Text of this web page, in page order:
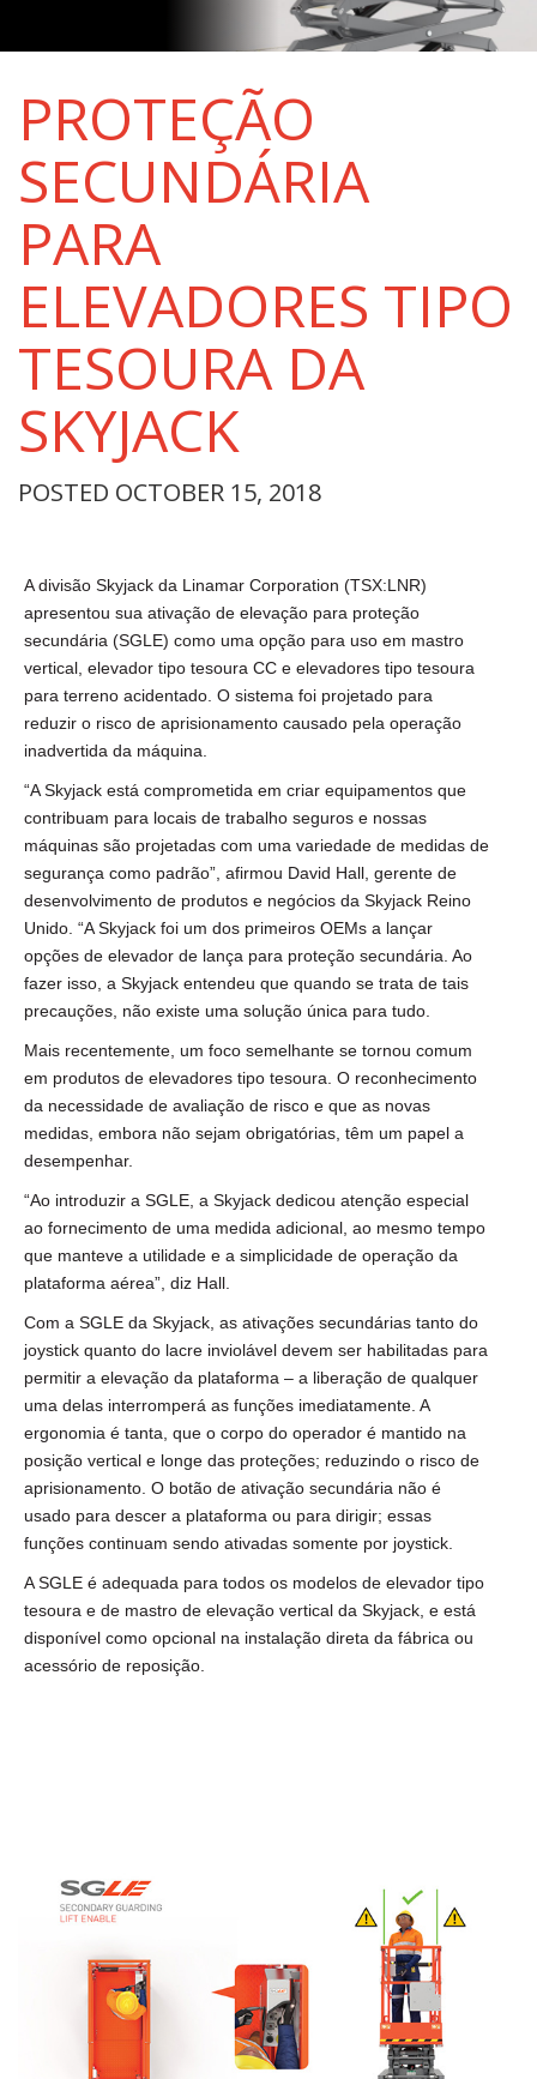
PROTEÇÃO
SECUNDÁRIA
PARA
ELEVADORES TIPO
TESOURA DA
SKYJACK
POSTED OCTOBER 15, 2018
A divisão Skyjack da Linamar Corporation (TSX:LNR)
apresentou sua ativação de elevação para proteção
secundária (SGLE) como uma opção para uso em mastro
vertical, elevador tipo tesoura CC e elevadores tipo tesoura
para terreno acidentado. O sistema foi projetado para
reduzir o risco de aprisionamento causado pela operação
inadvertida da máquina.
“A Skyjack está comprometida em criar equipamentos que
contribuam para locais de trabalho seguros e nossas
máquinas são projetadas com uma variedade de medidas de
segurança como padrão”, afirmou David Hall, gerente de
desenvolvimento de produtos e negócios da Skyjack Reino
Unido. “A Skyjack foi um dos primeiros OEMs a lançar
opções de elevador de lança para proteção secundária. Ao
fazer isso, a Skyjack entendeu que quando se trata de tais
precauções, não existe uma solução única para tudo.
Mais recentemente, um foco semelhante se tornou comum
em produtos de elevadores tipo tesoura. O reconhecimento
da necessidade de avaliação de risco e que as novas
medidas, embora não sejam obrigatórias, têm um papel a
desempenhar.
“Ao introduzir a SGLE, a Skyjack dedicou atenção especial
ao fornecimento de uma medida adicional, ao mesmo tempo
que manteve a utilidade e a simplicidade de operação da
plataforma aérea”, diz Hall.
Com a SGLE da Skyjack, as ativações secundárias tanto do
joystick quanto do lacre inviolável devem ser habilitadas para
permitir a elevação da plataforma – a liberação de qualquer
uma delas interromperá as funções imediatamente. A
ergonomia é tanta, que o corpo do operador é mantido na
posição vertical e longe das proteções; reduzindo o risco de
aprisionamento. O botão de ativação secundária não é
usado para descer a plataforma ou para dirigir; essas
funções continuam sendo ativadas somente por joystick.
A SGLE é adequada para todos os modelos de elevador tipo
tesoura e de mastro de elevação vertical da Skyjack, e está
disponível como opcional na instalação direta da fábrica ou
acessório de reposição.